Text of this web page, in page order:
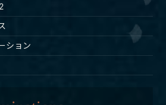
ション